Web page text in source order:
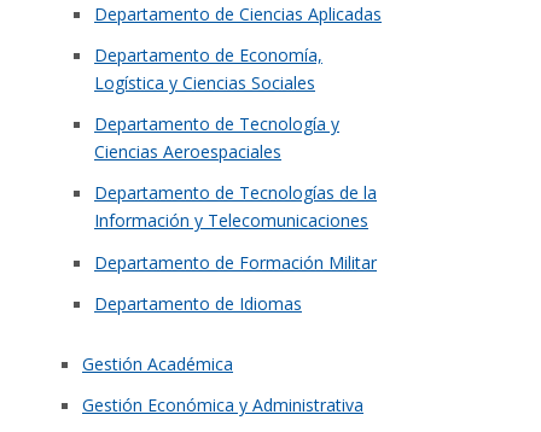
Departamento de Ciencias Aplicadas
Departamento de Economía,
Logística y Ciencias Sociales
Departamento de Tecnología y
Ciencias Aeroespaciales
Departamento de Tecnologías de la
Información y Telecomunicaciones
Departamento de Formación Militar
Departamento de Idiomas
Gestión Académica
Gestión Económica y Administrativa